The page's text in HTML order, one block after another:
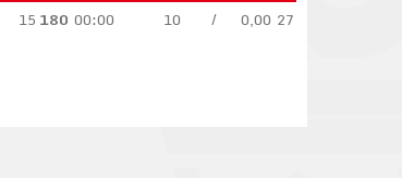
15 180 00:00 10 / 0,00 27